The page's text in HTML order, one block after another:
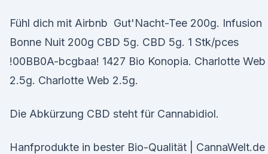
Fühl dich mit Airbnb Gut'Nacht-Tee 200g. Infusion
Bonne Nuit 200g CBD 5g. CBD 5g. 1 Stk/pces
!00BB0A-bcgbaa! 1427 Bio Konopia. Charlotte Web
2.5g. Charlotte Web 2.5g.
Die Abkürzung CBD steht für Cannabidiol.
Hanfprodukte in bester Bio-Qualität | CannaWelt.de